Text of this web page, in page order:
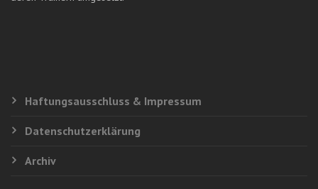
Haftungsausschluss & Impressum
Datenschutzerklärung
Archiv